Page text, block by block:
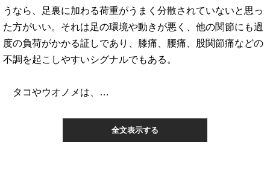
うなら、足裏に加わる荷重がうまく分散されていないと思っ
た方がいい。それは足の環境や動きが悪く、他の関節にも過
度の負荷がかかる証しであり、膝痛、腰痛、股関節痛などの
不調を起こしやすいシグナルでもある。
タコやウオノメは、…
全文表示する